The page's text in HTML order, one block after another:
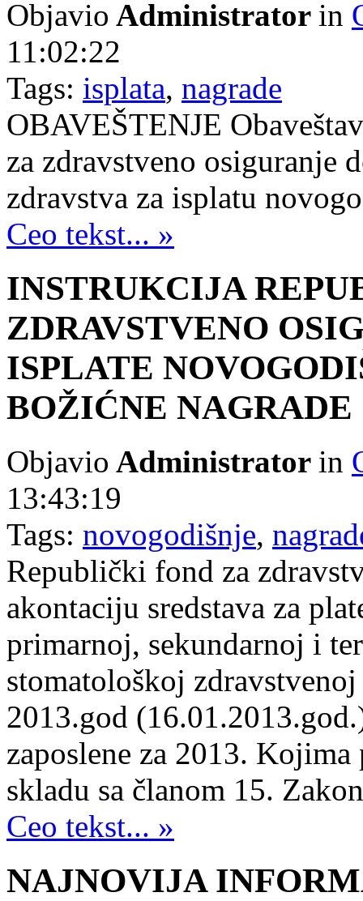
Objavio Administrator in
11:02:22
Tags: isplata, nagrade
OBAVEŠTENJE
za zdravstveno osiguranje
zdravstva za isplatu
Ceo tekst... »
INSTRUKCIJA
ZDRAVSTVENO
ISPLATE
BOŽIĆNE NAGRADE
Objavio Administrator in
13:43:19
Tags: novogodišnje,
Republički fond za
akontaciju sredstava za
primarnoj, sekundarnoj i
stomatološkoj
2013.god
zaposlene za 2013.
skladu sa članom 15.
Ceo tekst... »
NAJNOVIJA